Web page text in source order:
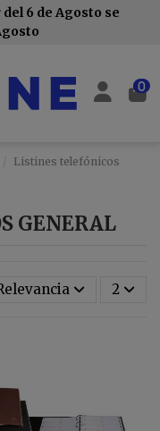
6 de Agosto se
0
Listines telefónicos
GENERAL
2